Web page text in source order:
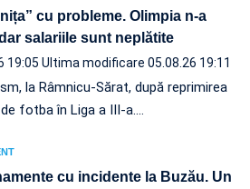
cu probleme. Olimpia n-a
salariile sunt neplătite
19:05 Ultima modificare 05.08.26 19:11
la Râmnicu-Sărat, după reprimirea
fotba în Liga a III-a.…
cu incidente la Buzău. Un